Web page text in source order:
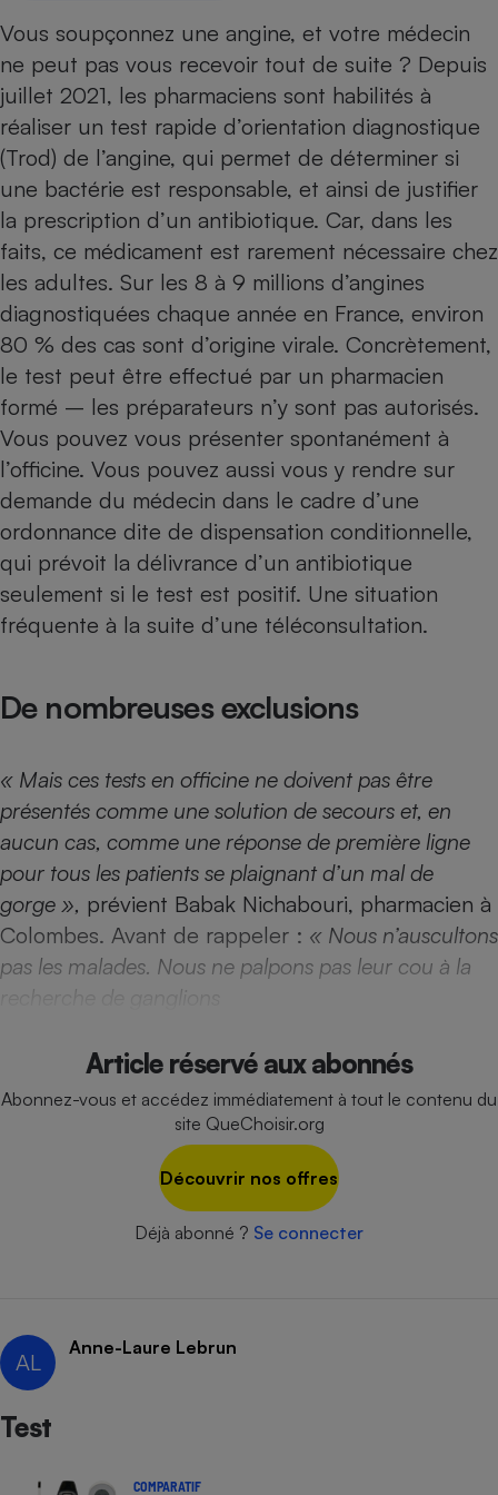
Vous soupçonnez une angine, et votre médecin
ne peut pas vous recevoir tout de suite ? Depuis
juillet 2021, les pharmaciens sont habilités à
réaliser un test rapide d’orientation diagnostique
(Trod) de l’angine, qui permet de déterminer si
une bactérie est responsable, et ainsi de justifier
la prescription d’un antibiotique. Car, dans les
faits, ce médicament est rarement nécessaire chez
les adultes. Sur les 8 à 9 millions d’angines
diagnostiquées chaque année en France, environ
80 % des cas sont d’origine virale. Concrètement,
le test peut être effectué par un pharmacien
formé – les préparateurs n’y sont pas autorisés.
Vous pouvez vous présenter spontanément à
l’officine. Vous pouvez aussi vous y rendre sur
demande du médecin dans le cadre d’une
ordonnance dite de dispensation conditionnelle,
qui prévoit la délivrance d’un antibiotique
seulement si le test est positif. Une situation
fréquente à la suite d’une téléconsultation.
De nombreuses exclusions
« Mais ces tests en officine ne doivent pas être
présentés comme une solution de secours et, en
aucun cas, comme une réponse de première ligne
pour tous les patients se plaignant d’un mal de
gorge », prévient Babak Nichabouri, pharmacien à
Colombes. Avant de rappeler : « Nous n’auscultons
pas les malades. Nous ne palpons pas leur cou à la
recherche de ganglions
Article réservé aux abonnés
Abonnez-vous et accédez immédiatement à tout le contenu du
site QueChoisir.org
Découvrir nos offres
Déjà abonné ? Se connecter
AL
Anne-Laure Lebrun
Test
COMPARATIF
alimentaire
bouteille
Assurance emprunteur
Banque
Petit électroménager -
Lave-linge
induction
Climatiseur -
Ventilateur
Téléviseur
Téléphone mobile -
Smartphone
Matelas
Radiateur électrique
Mutuelle
Antimoustique